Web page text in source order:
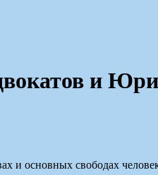
и
и основных свободах